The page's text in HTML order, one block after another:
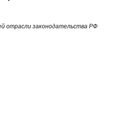
отрасли законодательства РФ